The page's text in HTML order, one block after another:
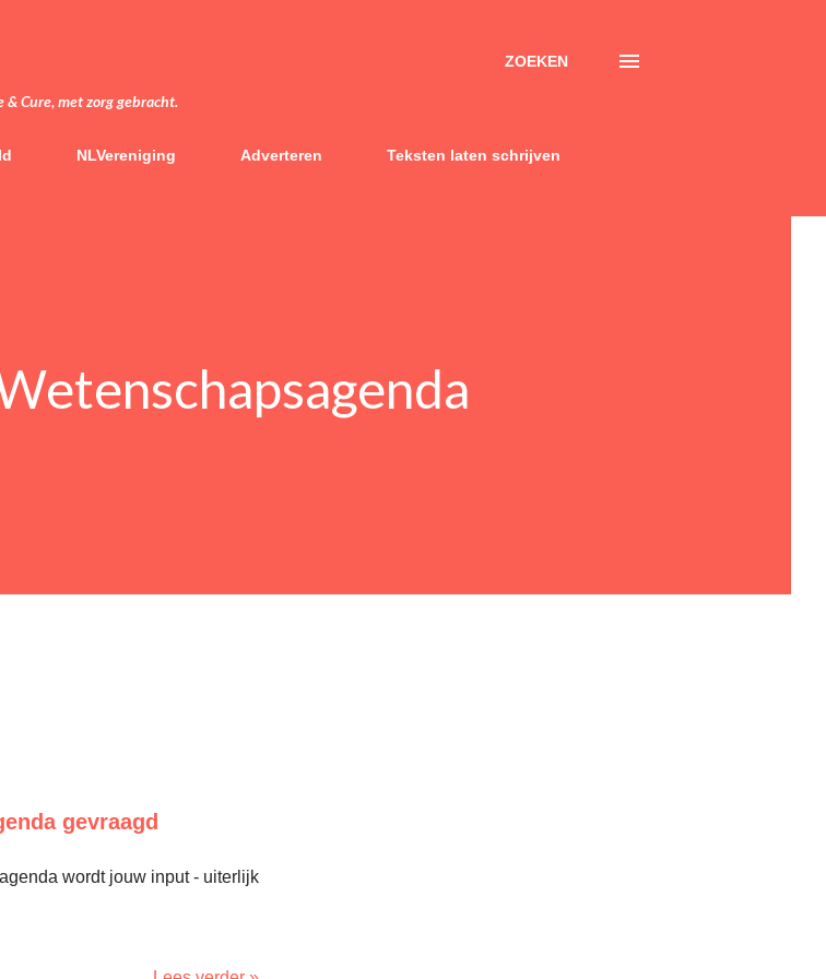
Cure, met zorg gebracht.
ZOEKEN
NLVereniging Adverteren Teksten laten schrijven
gevraagd
wordt jouw input - uiterlijk